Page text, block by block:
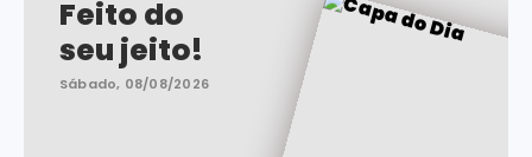
Feito do
seu jeito!
Sábado, 08/08/2026